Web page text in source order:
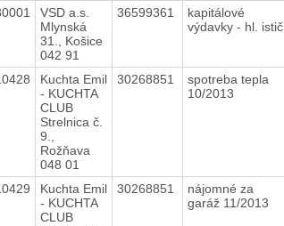
VSD a.s.
Mlynská
31., Košice
042 91
36599361
kapitálové
výdavky - hl. istič
Kuchta Emil
- KUCHTA
CLUB
Strelnica č.
9.,
Rožňava
048 01
30268851
spotreba tepla
10/2013
Kuchta Emil
- KUCHTA
CLUB
30268851
nájomné za
garáž 11/2013